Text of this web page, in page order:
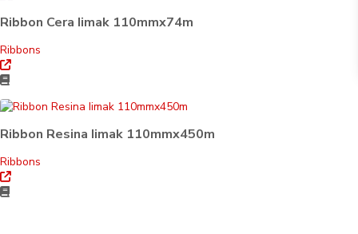
Ribbon Cera Iimak 110mmx74m
Ribbons
Ribbon Resina Iimak 110mmx450m
Ribbons